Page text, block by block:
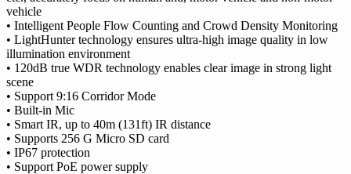
vehicle
• Intelligent People Flow Counting and Crowd Density Monitoring
• LightHunter technology ensures ultra-high image quality in low
illumination environment
• 120dB true WDR technology enables clear image in strong light
scene
• Support 9:16 Corridor Mode
• Built-in Mic
• Smart IR, up to 40m (131ft) IR distance
• Supports 256 G Micro SD card
• IP67 protection
• Support PoE power supply